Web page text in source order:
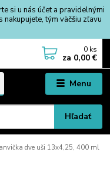
si u nás účet a pravidelnými
nakupujete, tým väčšiu zľavu
Menu
Hľadať
0 ks
za 0,00 €
dve uši 13x4,25, 400 ml